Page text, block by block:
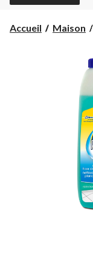
Accueil Maison